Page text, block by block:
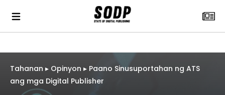
Tahanan ▸ Opinyon ▸ Paano Sinusuportahan ng ATS
ang mga Digital Publisher